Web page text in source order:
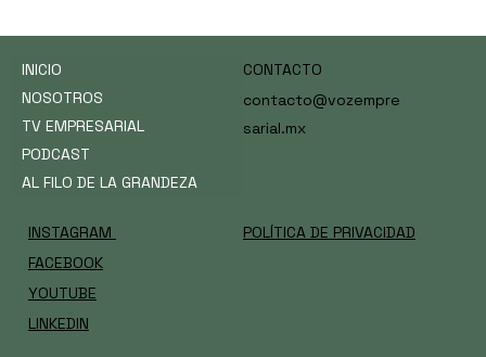
INICIO
NOSOTROS
TV EMPRESARIAL
PODCAST
AL FILO DE LA GRANDEZA
INSTAGRAM
FACEBOOK
YOUTUBE
LINKEDIN
CONTACTO
contacto@vozempre
sarial.mx
POLÍTICA DE PRIVACIDAD